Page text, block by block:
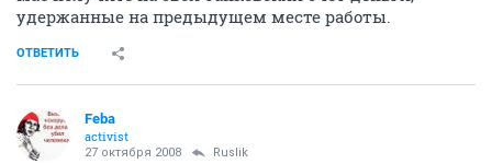
удержанные на предыдущем месте работы.
ОТВЕТИТЬ
Feba
activist
27 октября 2008 Ruslik